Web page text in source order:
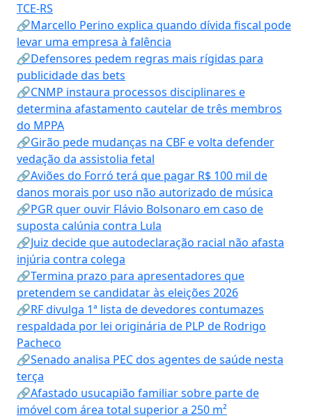
TCE-RS
🔗Marcello Perino explica quando dívida fiscal pode
levar uma empresa à falência
🔗Defensores pedem regras mais rígidas para
publicidade das bets
🔗CNMP instaura processos disciplinares e
determina afastamento cautelar de três membros
do MPPA
🔗Girão pede mudanças na CBF e volta defender
vedação da assistolia fetal
🔗Aviões do Forró terá que pagar R$ 100 mil de
danos morais por uso não autorizado de música
🔗PGR quer ouvir Flávio Bolsonaro em caso de
suposta calúnia contra Lula
🔗Juiz decide que autodeclaração racial não afasta
injúria contra colega
🔗Termina prazo para apresentadores que
pretendem se candidatar às eleições 2026
🔗RF divulga 1ª lista de devedores contumazes
respaldada por lei originária de PLP de Rodrigo
Pacheco
🔗Senado analisa PEC dos agentes de saúde nesta
terça
🔗Afastado usucapião familiar sobre parte de
imóvel com área total superior a 250 m²